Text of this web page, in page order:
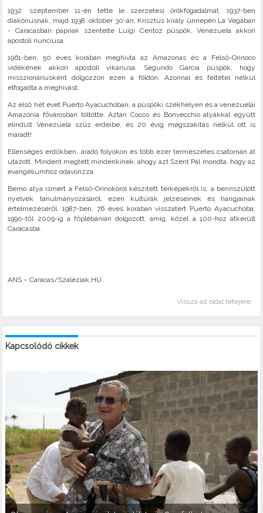
1932. szeptember 11-én tette le szerzetesi örökfogadalmát, 1937-ben
diakónusnak, majd 1938. október 30-án, Krisztus király ünnepén La Vegában
- Caracasban papnak szentelte Luigi Centoz püspök, Venezuela akkori
apostoli nunciusa.
1961-ben, 50 éves korában meghívta az Amazonas és a Felső-Orinoco
vidékének akkori apostoli vikáriusa, Segundo García püspök, hogy
misszionáriusként dolgozzon ezen a földön. Azonnal és feltétel nélkül
elfogadta a meghívást.
Az első hét évet Puerto Ayacuchóban, a püspöki székhelyen és a venezuelai
Amazónia fővárosban töltötte. Aztán Cocco és Bonvecchio atyákkal együtt
elindult Venezuela szűz erdeibe, és 20 évig megszakítás nélkül ott is
maradt!
Ellenséges erdőkben, áradó folyókon és több ezer természetes csatornán át
utazott. Mindent megtett mindenkinek, ahogy azt Szent Pál mondta, hogy az
evangéliumhoz odavonzza.
Berno atya ismert a Felső-Orinokóról készített térképekről is, a bennszülött
nyelvek tanulmányozásáról, ezen kultúrák jelzéseinek és hangjainak
értelmezéséről. 1987-ben, 76 éves korában visszatért Puerto Ayacuchóba,
1990-től 2009-ig a főplébánián dolgozott, amíg, közel a 100-hoz átkerült
Caracasba.
ANS – Caracas/Szaléziak.HU
Vissza az oldal tetejére
Kapcsolódó cikkek